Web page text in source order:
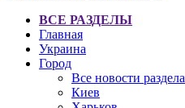
ВСЕ РАЗДЕЛЫ
Главная
Украина
Город
Все новости раздела
Киев